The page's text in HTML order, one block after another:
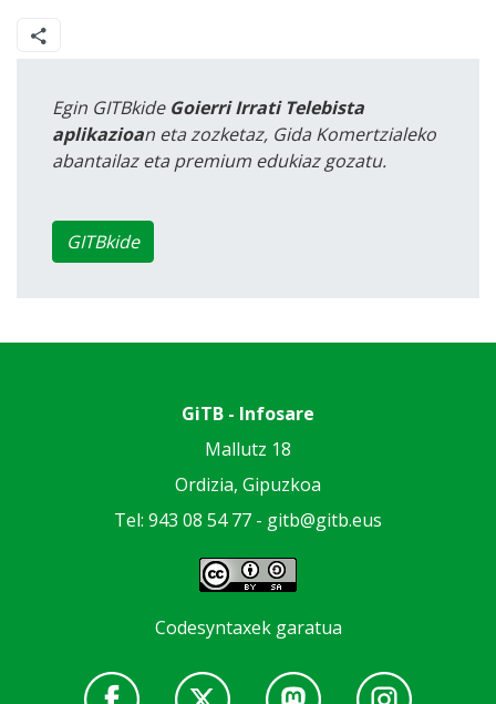
Egin GITBkide Goierri Irrati Telebista
aplikazioan eta zozketaz, Gida Komertzialeko
abantailaz eta premium edukiaz gozatu.
GITBkide
GiTB - Infosare
Mallutz 18
Ordizia, Gipuzkoa
Tel: 943 08 54 77 - gitb@gitb.eus
Codesyntaxek garatua